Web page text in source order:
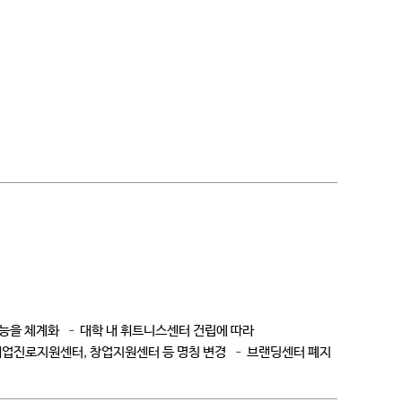
을 체계화 – 대학 내 휘트니스센터 건립에 따라
진로지원센터, 창업지원센터 등 명칭 변경 – 브랜딩센터 폐지